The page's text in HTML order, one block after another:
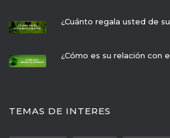
¿Cuánto regala usted de
¿Cómo es su relación con
TEMAS DE INTERES